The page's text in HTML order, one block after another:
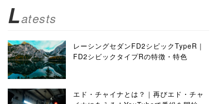
Latests
レーシングセダンFD2シビックTypeR｜
FD2シビックタイプRの特徴・特色
エド・チャイナとは？｜再びエド・チャ